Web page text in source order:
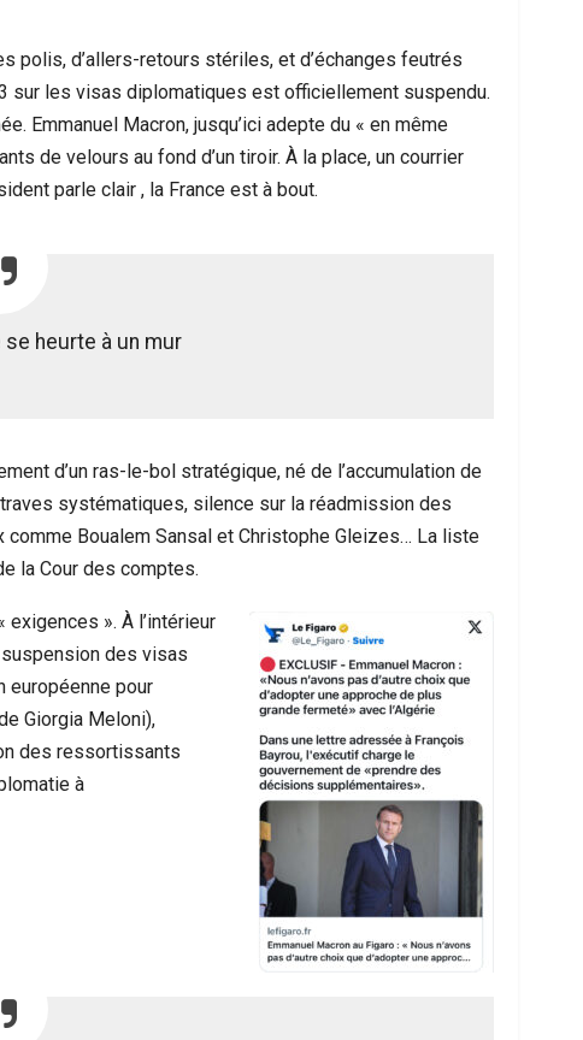
polis, d’allers-retours stériles, et d’échanges feutrés
sur les visas diplomatiques est officiellement suspendu.
Emmanuel Macron, jusqu’ici adepte du « en même
de velours au fond d’un tiroir. À la place, un courrier
parle clair , la France est à bout.
se heurte à un mur
d’un ras-le-bol stratégique, né de l’accumulation de
systématiques, silence sur la réadmission des
Boualem Sansal et Christophe Gleizes… La liste
la Cour des comptes.
exigences ». À l’intérieur
des visas
pour
Giorgia Meloni),
des ressortissants
à